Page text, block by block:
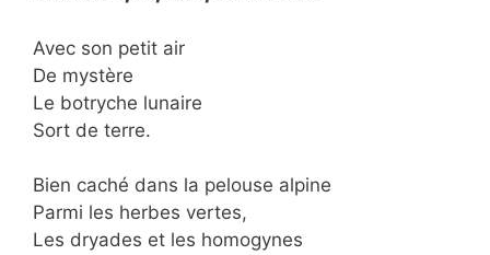
Avec son petit air
De mystère
Le botryche lunaire
Sort de terre.
Bien caché dans la pelouse alpine
Parmi les herbes vertes,
Les dryades et les homogynes